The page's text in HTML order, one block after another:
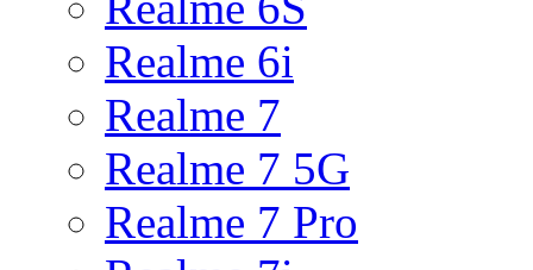
Realme 6i
Realme 7
Realme 7 5G
Realme 7 Pro